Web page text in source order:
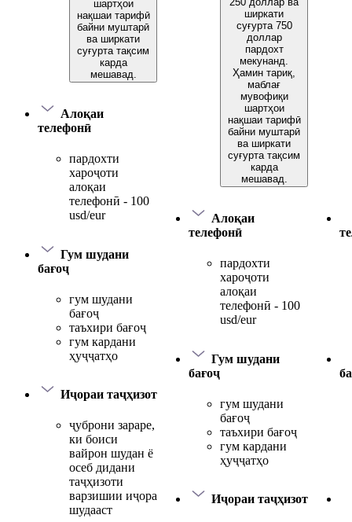
шартҳои
нақшаи тарифӣ
байни муштарӣ
ва ширкати
суғурта тақсим
карда
мешавад.
Алоқаи
телефонӣ
пардохти
хароҷоти
алоқаи
телефонӣ - 100
usd/eur
Гум шудани
бағоҷ
гум шудани
бағоҷ
таъхири бағоҷ
гум кардани
ҳуҷҷатҳо
Иҷораи таҷҳизот
ҷуброни зараре,
ки боиси
вайрон шудан ё
осеб дидани
таҷҳизоти
варзишии иҷора
шудааст
ширкати
суғурта 750
доллар
пардохт
мекунанд.
Ҳамин тариқ,
маблағ
мувофиқи
шартҳои
нақшаи тарифӣ
байни муштарӣ
ва ширкати
суғурта тақсим
карда
мешавад.
Алоқаи
телефонӣ
пардохти
хароҷоти
алоқаи
телефонӣ - 100
usd/eur
Гум шудани
бағоҷ
гум шудани
бағоҷ
таъхири бағоҷ
гум кардани
ҳуҷҷатҳо
Иҷораи таҷҳизот